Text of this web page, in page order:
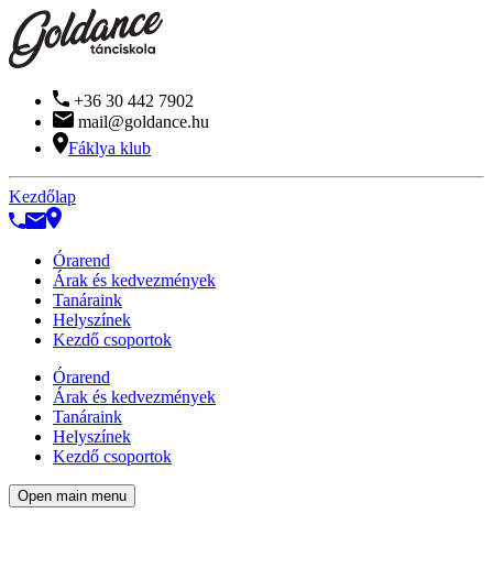
+36 30 442 7902
mail@goldance.hu
Fáklya klub
Kezdőlap
Órarend
Árak és kedvezmények
Tanáraink
Helyszínek
Kezdő csoportok
Órarend
Árak és kedvezmények
Tanáraink
Helyszínek
Kezdő csoportok
Open main menu